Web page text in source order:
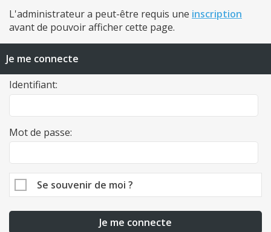
L'administrateur a peut-être requis une inscription
avant de pouvoir afficher cette page.
Je me connecte
Identifiant:
Mot de passe:
Se souvenir de moi ?
Je me connecte